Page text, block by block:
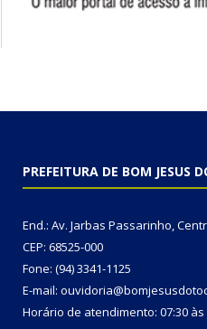
PREFEITURA DE BOM JESUS
End.: Av. Jarbas Passarinho,
CEP: 68525-000
Fone: (94) 3341-1125
E-mail:
Horário de atendimento: 07:30 às